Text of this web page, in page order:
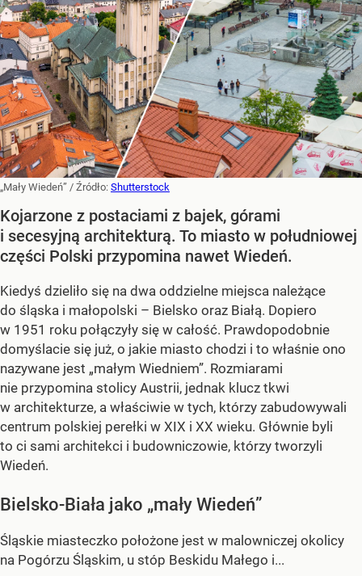
„Mały Wiedeń” / Źródło: Shutterstock
Kojarzone z postaciami z bajek, górami
i secesyjną architekturą. To miasto w południowej
części Polski przypomina nawet Wiedeń.
Kiedyś dzieliło się na dwa oddzielne miejsca należące
do śląska i małopolski – Bielsko oraz Białą. Dopiero
w 1951 roku połączyły się w całość. Prawdopodobnie
domyślacie się już, o jakie miasto chodzi i to właśnie ono
nazywane jest „małym Wiedniem”. Rozmiarami
nie przypomina stolicy Austrii, jednak klucz tkwi
w architekturze, a właściwie w tych, którzy zabudowywali
centrum polskiej perełki w XIX i XX wieku. Głównie byli
to ci sami architekci i budowniczowie, którzy tworzyli
Wiedeń.
Bielsko-Biała jako „mały Wiedeń”
Śląskie miasteczko położone jest w malowniczej okolicy
na Pogórzu Śląskim, u stóp Beskidu Małego i...